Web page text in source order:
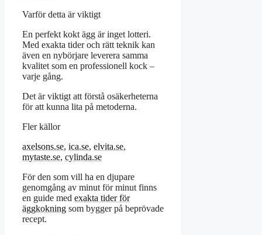
Varför detta är viktigt
En perfekt kokt ägg är inget lotteri.
Med exakta tider och rätt teknik kan
även en nybörjare leverera samma
kvalitet som en professionell kock –
varje gång.
Det är viktigt att förstå osäkerheterna
för att kunna lita på metoderna.
Fler källor
axelsons.se, ica.se, elvita.se,
mytaste.se, cylinda.se
För den som vill ha en djupare
genomgång av minut för minut finns
en guide med exakta tider för
äggkokning som bygger på beprövade
recept.